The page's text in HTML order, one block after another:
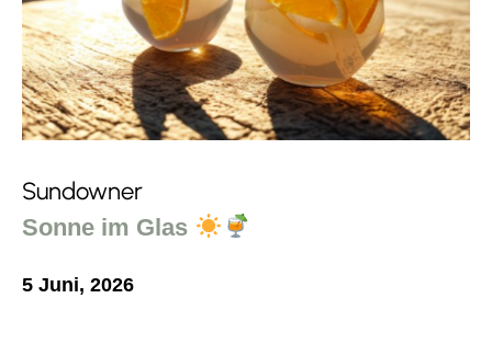
Sundowner
Sonne im Glas
5 Juni, 2026